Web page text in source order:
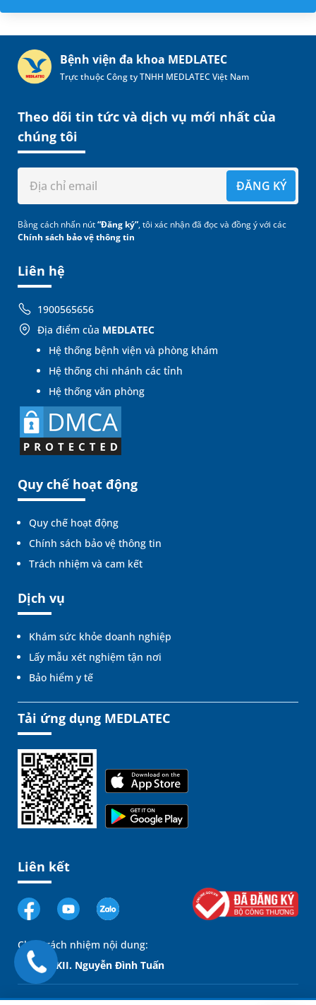
Bệnh viện đa khoa MEDLATEC
Trực thuộc Công ty TNHH MEDLATEC Việt Nam
Liên hệ
1900565656
Địa điểm của MEDLATEC
Hệ thống bệnh viện và phòng khám
Hệ thống chi nhánh các tỉnh
Hệ thống văn phòng
Quy chế hoạt động
Quy chế hoạt động
Chính sách bảo vệ thông tin
Trách nhiệm và cam kết
Dịch vụ
Khám sức khỏe doanh nghiệp
Lấy mẫu xét nghiệm tận nơi
Bảo hiểm y tế
Theo dõi tin tức và dịch vụ mới nhất của
chúng tôi
ĐĂNG KÝ
Bằng cách nhấn nút“Đăng ký”, tôi xác nhận đã đọc và đồng ý với các
Chính sách bảo vệ thông tin
Tải ứng dụng MEDLATEC
Liên kết
Chịu trách nhiệm nội dung:
GĐ. BSCKII. Nguyễn Đình Tuấn
Copyright 2020 © Bệnh Viện Đa khoa MEDLATEC